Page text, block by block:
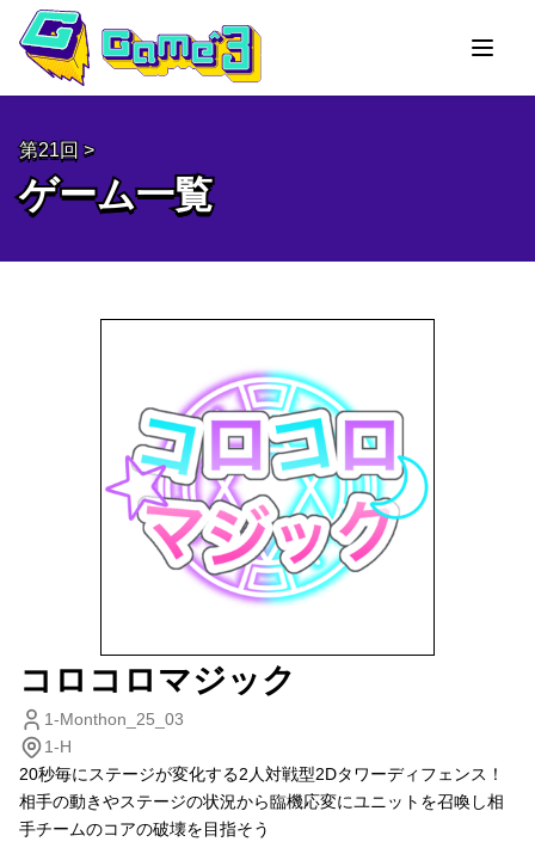
第21回 >
第21回 >
ゲーム一覧
ゲーム一覧
コロコロマジック
1-Monthon_25_03
1-H
20秒毎にステージが変化する2人対戦型2Dタワーディフェンス！
相手の動きやステージの状況から臨機応変にユニットを召喚し相
手チームのコアの破壊を目指そう